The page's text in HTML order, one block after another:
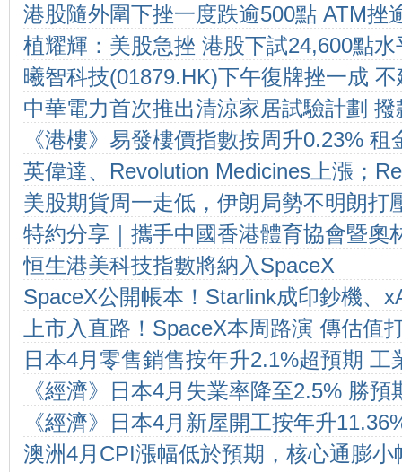
港股隨外圍下挫一度跌逾500點 ATM挫
植耀輝：美股急挫 港股下試24,600點水
曦智科技(01879.HK)下午復牌挫一成
息
中華電力首次推出清涼家居試驗計劃
庭應對酷熱天氣 推動節能減碳
《港樓》易發樓價指數按周升0.23%
英偉達、Revolution Medicines上漲；
美股期貨周一走低，伊朗局勢不明朗打
特約分享｜攜手中國香港體育協會暨奧
迪成為第28屆ANOC全體代表大會戰略
恒生港美科技指數將納入SpaceX
SpaceX公開帳本！Starlink成印鈔機、
人買的是未來還是馬斯克？
上市入直路！SpaceX本周路演 傳估值
日本4月零售銷售按年升2.1%超預期 工
8%
《經濟》日本4月失業率降至2.5% 勝預
《經濟》日本4月新屋開工按年升
澳洲4月CPI漲幅低於預期，核心通膨小